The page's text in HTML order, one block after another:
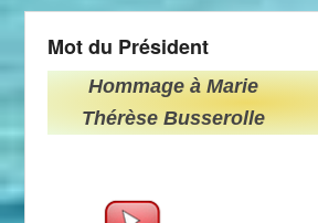
Mot du Président
Hommage à Marie
Thérèse Busserolle